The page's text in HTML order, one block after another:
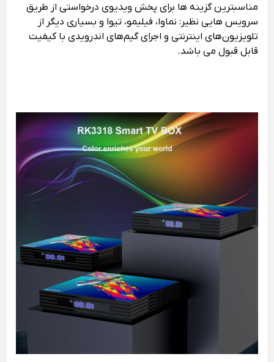
مناسبترین گزینه ها برای پخش ویدیوی درخواستی از طریق
سرویس هایی نظیر: نماوا، فیلیمو، تیوا و بسیاری دیگر از
تلویزیون‌های اینترنتی و اجرای گیم‌های اندرویدی با کیفیت
قابل قبول می باشد.